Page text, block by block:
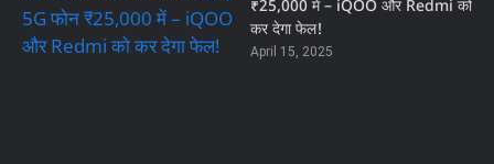
₹25,000 में – iQOO और Redmi को
कर देगा फेल!
April 15, 2025